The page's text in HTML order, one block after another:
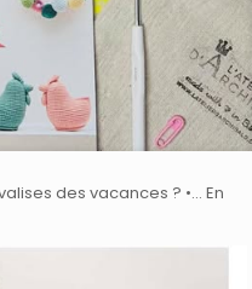
des vacances ? •… En